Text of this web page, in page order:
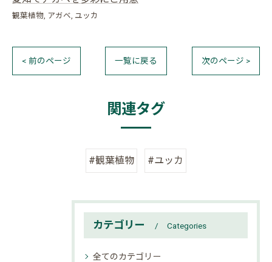
観葉植物 アガベ ユッカ
< 前のページ 一覧に戻る 次のページ >
関連タグ
#観葉植物 #ユッカ
カテゴリー Categories
全てのカテゴリー